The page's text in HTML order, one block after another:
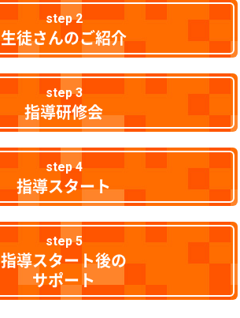
step 2
生徒さんのご紹介
step 3
指導研修会
step 4
指導スタート
step 5
指導スタート後の
サポート